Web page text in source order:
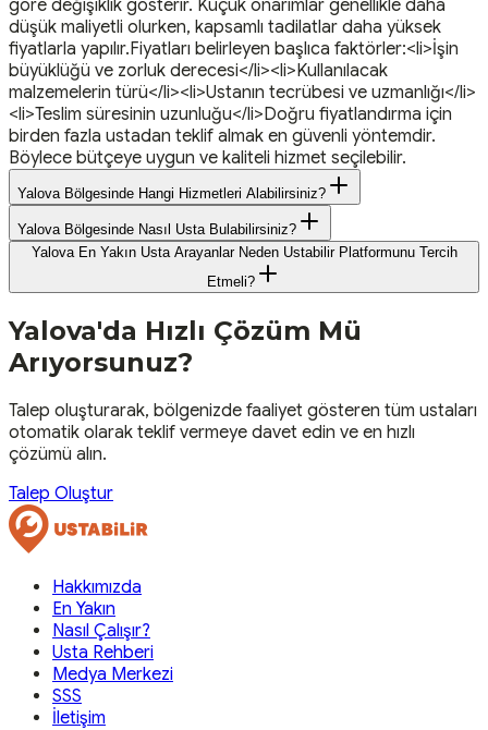
göre değişiklik gösterir. Küçük onarımlar genellikle daha
düşük maliyetli olurken, kapsamlı tadilatlar daha yüksek
fiyatlarla yapılır.Fiyatları belirleyen başlıca faktörler:<li>İşin
büyüklüğü ve zorluk derecesi</li><li>Kullanılacak
malzemelerin türü</li><li>Ustanın tecrübesi ve uzmanlığı</li>
<li>Teslim süresinin uzunluğu</li>Doğru fiyatlandırma için
birden fazla ustadan teklif almak en güvenli yöntemdir.
Böylece bütçeye uygun ve kaliteli hizmet seçilebilir.
Yalova Bölgesinde Hangi Hizmetleri Alabilirsiniz?
Yalova Bölgesinde Nasıl Usta Bulabilirsiniz?
Yalova En Yakın Usta Arayanlar Neden Ustabilir Platformunu Tercih
Etmeli?
Yalova'da Hızlı Çözüm Mü
Arıyorsunuz?
Talep oluşturarak, bölgenizde faaliyet gösteren tüm ustaları
otomatik olarak teklif vermeye davet edin ve en hızlı
çözümü alın.
Talep Oluştur
Hakkımızda
En Yakın
Nasıl Çalışır?
Usta Rehberi
Medya Merkezi
SSS
İletişim